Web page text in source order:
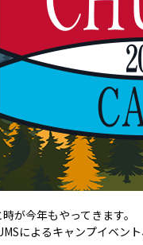
が今年もやってきます。
によるキャンプイベン